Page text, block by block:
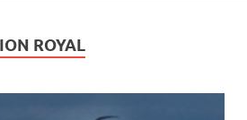
ROYAL